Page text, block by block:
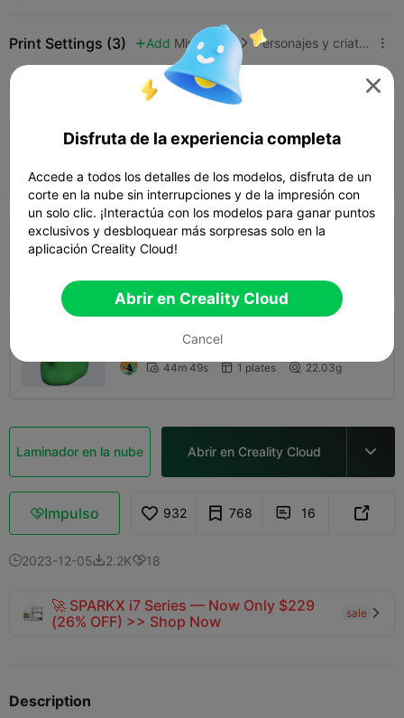
Print Settings (3)  Add Miniaturas  Personajes y criaturas 
K2 Plus K2 Pro
0.2mm layer, 3 walls, 15% infill
 01h 21m 1 plates  68.40g
0.2mm layer, 2 walls, 15% infill
0.2mm layer, 2 walls, 10% infill
 44m 49s  1 plates  22.03g
Laminador en la nube Abrir en Creality Cloud 
Impulso 932 768  16 
2023-12-052.2K18
🚀 SPARKX i7 Series — Now Only $229
(26% OFF) >> Shop Now
sale 
Description

Disfruta de la experiencia completa
Accede a todos los detalles de los modelos, disfruta de un
corte en la nube sin interrupciones y de la impresión con
un solo clic. ¡Interactúa con los modelos para ganar puntos
exclusivos y desbloquear más sorpresas solo en la
aplicación Creality Cloud!
Abrir en Creality Cloud
Cancel